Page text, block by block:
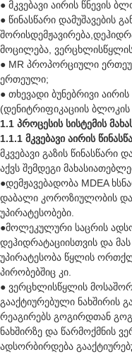
● მკვებავი აირის წნევის
● წინასწარი დამუშავების
შორისდემჟავირება
მოცილება,
● MR პროპორციული
ერთეული;
● თხევადი ბუნებრივი
(დენიტრიფიკაციის
1.1 პროცესის სისტემის
1.1.1 მკვებავი აირის
მკვებავი გაზის წინასწარი
აქვს შემდეგი
●დემჟავებადობა MDEA
დაბალი კოროზიულობის და
უპირატესობები.
●მოლეკულური საცრის
დეჰიდრატაციისთვის და
უპირატესობა წყლის
პირობებშიც კი.
● ვერცხლისწყლის
გააქტიურებული ნახშირის
რეაგირებს გოგირდთან
ნახშირზე და წარმოქმნის
ადსორბირდება